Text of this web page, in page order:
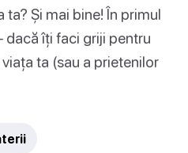
ta? Și mai bine! În primul
dacă îți faci griji pentru
ta (sau a prietenilor